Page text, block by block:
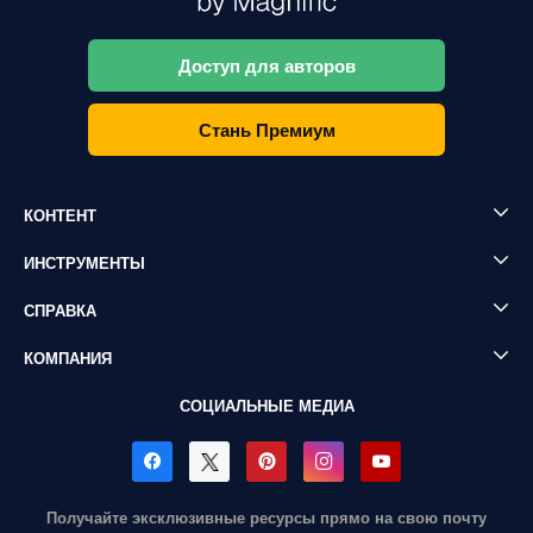
Доступ для авторов
Стань Премиум
КОНТЕНТ
ИНСТРУМЕНТЫ
СПРАВКА
КОМПАНИЯ
СОЦИАЛЬНЫЕ МЕДИА
Получайте эксклюзивные ресурсы прямо на свою почту